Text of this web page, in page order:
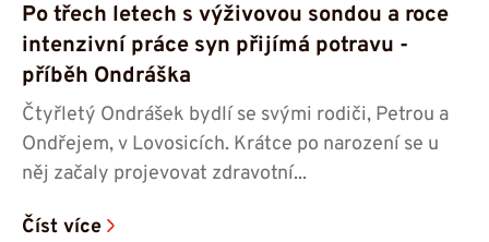
Po třech letech s výživovou sondou a roce
intenzivní práce syn přijímá potravu -⁠⁠⁠⁠⁠⁠
příběh Ondráška
Čtyřletý Ondrášek bydlí se svými rodiči, Petrou a
Ondřejem, v Lovosicích. Krátce po narození se u
něj začaly projevovat zdravotní...
Číst více